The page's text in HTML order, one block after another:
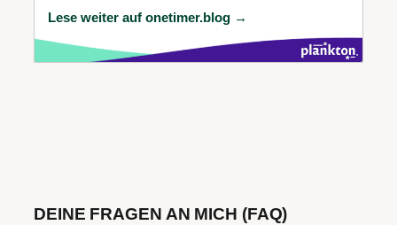
Lese weiter auf onetimer.blog →
DEINE FRAGEN AN MICH (FAQ)